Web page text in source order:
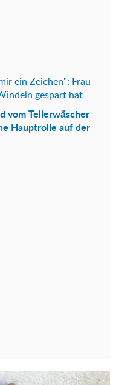
ein Zeichen": Frau
gespart hat
vom Tellerwäscher
Hauptrolle auf der